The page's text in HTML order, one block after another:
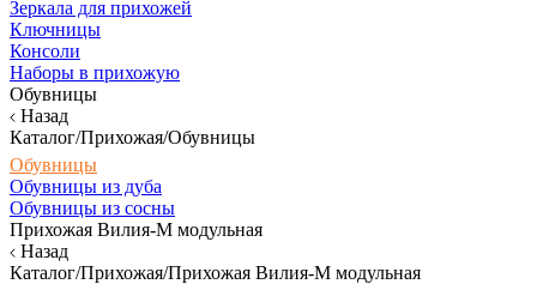
Зеркала для прихожей
Ключницы
Консоли
Наборы в прихожую
Обувницы
Назад
Каталог/Прихожая/Обувницы
Обувницы
Обувницы из дуба
Обувницы из сосны
Прихожая Вилия-М модульная
Назад
Каталог/Прихожая/Прихожая Вилия-М модульная